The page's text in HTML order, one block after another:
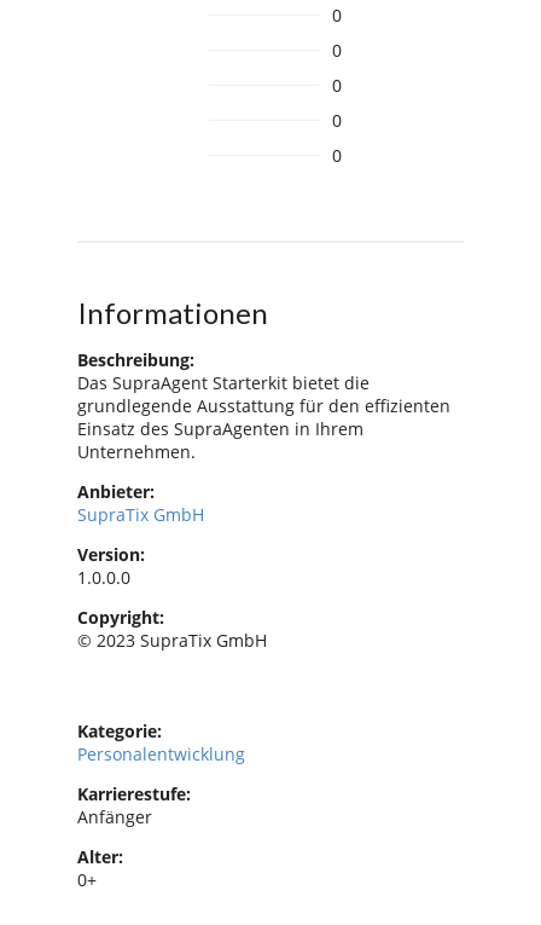
0
0
0
0
0
Informationen
Beschreibung:
Das SupraAgent Starterkit bietet die
grundlegende Ausstattung für den effizienten
Einsatz des SupraAgenten in Ihrem
Unternehmen.
Anbieter:
SupraTix GmbH
Version:
1.0.0.0
Copyright:
© 2023 SupraTix GmbH
Kategorie:
Personalentwicklung
Karrierestufe:
Anfänger
Alter:
0+